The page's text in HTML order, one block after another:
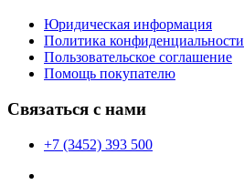
Юридическая информация
Политика конфиденциальности
Пользовательское соглашение
Помощь покупателю
Связаться с нами
+7 (3452) 393 500